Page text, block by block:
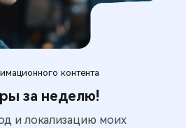
контента
за неделю!
и локализацию моих